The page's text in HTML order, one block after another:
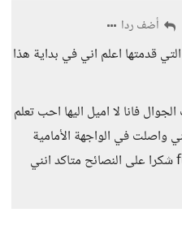
أضف ردا
قدمتها اعلم اني في بداية هذا
فانا لا اميل اليها احب تعلم
واصلت في الواجهة الأمامية
لكي اصبح مطور full stack شكرا على النصائح متاكد انني